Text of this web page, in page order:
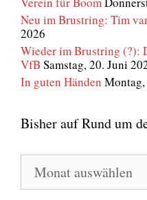
Neu im Brustring: Tim
2026
Wieder im Brustring (?):
VfB Samstag, 20. Juni
In guten Händen
Bisher auf Rund um
Bisher
auf
Rund